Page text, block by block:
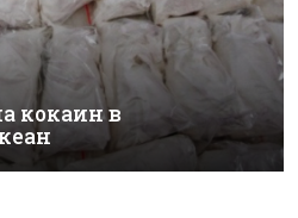
кокаин в